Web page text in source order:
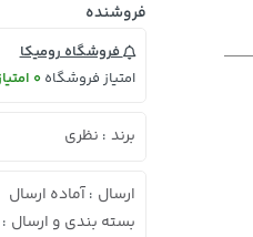
فروشنده
فروشگاه رومیکا
امتیاز فروشگاه0 امتیاز از 0 رای
برند : نظری
ارسال :آماده ارسال
بسته بندی و ارسال :